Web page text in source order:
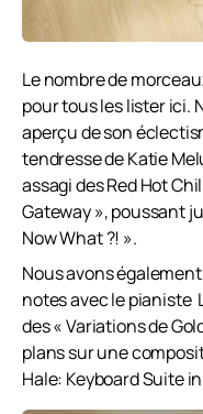
Le nombre de
pour tous les lister ici.
aperçu de son
tendresse de Katie
assagi des Red Hot
Gateway », poussant
Now What ?! ».
Nous avons
notes avec le pianiste
des « Variations de
plans sur une
Hale: Keyboard Suite